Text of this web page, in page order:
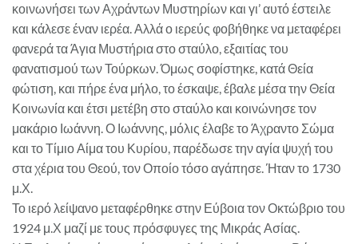
κοινωνήσει των Αχράντων Μυστηρίων και γι’ αυτό έστειλε
και κάλεσε έναν ιερέα. Αλλά ο ιερεύς φοβήθηκε να μεταφέρει
φανερά τα Άγια Μυστήρια στο σταύλο, εξαιτίας του
φανατισμού των Τούρκων. Όμως σοφίστηκε, κατά Θεία
φώτιση, και πήρε ένα μήλο, το έσκαψε, έβαλε μέσα την Θεία
Κοινωνία και έτσι μετέβη στο σταύλο και κοινώνησε τον
μακάριο Ιωάννη. Ο Ιωάννης, μόλις έλαβε το Άχραντο Σώμα
και το Τίμιο Αίμα του Κυρίου, παρέδωσε την αγία ψυχή του
στα χέρια του Θεού, τον Οποίο τόσο αγάπησε. Ήταν το 1730
μ.Χ.
Το ιερό λείψανο μεταφέρθηκε στην Εύβοια τον Οκτώβριο του
1924 μ.Χ μαζί με τους πρόσφυγες της Μικράς Ασίας.